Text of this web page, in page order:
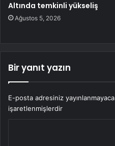
Altında temkinli yükseliş
Ağustos 5, 2026
Bir yanıt yazın
E-posta adresiniz
işaretlenmişlerdir